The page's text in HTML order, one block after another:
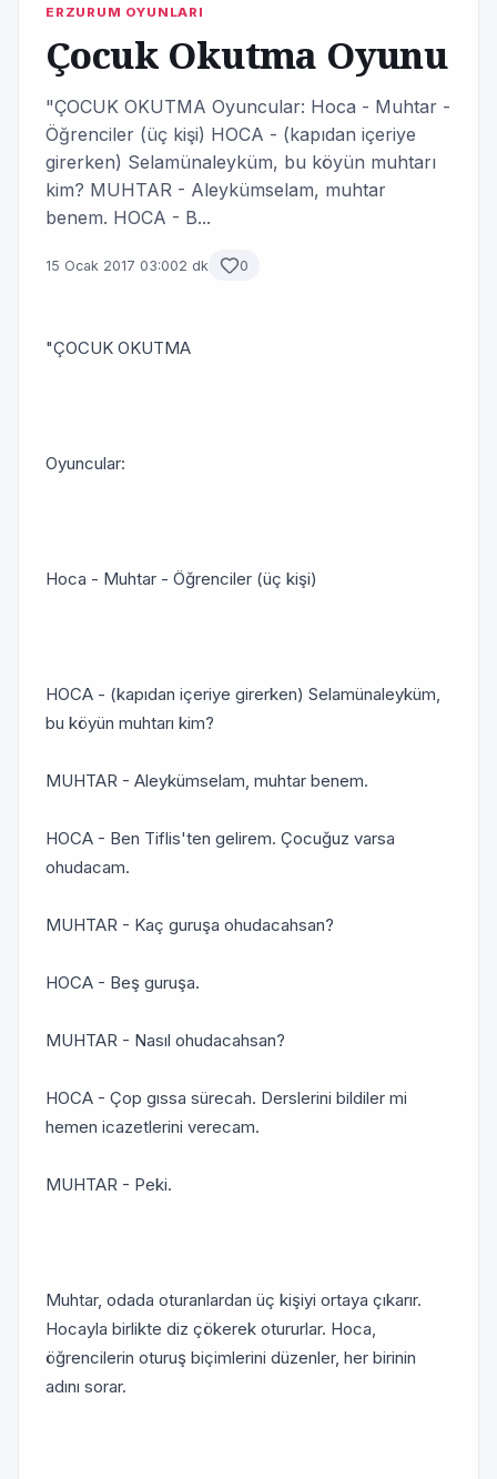
ERZURUM OYUNLARI
Çocuk Okutma Oyunu
"ÇOCUK OKUTMA Oyuncular: Hoca - Muhtar -
Öğrenciler (üç kişi) HOCA - (kapıdan içeriye
girerken) Selamünaleyküm, bu köyün muhtarı
kim? MUHTAR - Aleykümselam, muhtar
benem. HOCA - B...
15 Ocak 2017 03:002 dk 0
"ÇOCUK OKUTMA
Oyuncular:
Hoca - Muhtar - Öğrenciler (üç kişi)
HOCA - (kapıdan içeriye girerken) Selamünaleyküm,
bu köyün muhtarı kim?
MUHTAR - Aleykümselam, muhtar benem.
HOCA - Ben Tiflis'ten gelirem. Çocuğuz varsa
ohudacam.
MUHTAR - Kaç guruşa ohudacahsan?
HOCA - Beş guruşa.
MUHTAR - Nasıl ohudacahsan?
HOCA - Çop gıssa sürecah. Derslerini bildiler mi
hemen icazetlerini verecam.
MUHTAR - Peki.
Muhtar, odada oturanlardan üç kişiyi ortaya çıkarır.
Hocayla birlikte diz çökerek otururlar. Hoca,
öğrencilerin oturuş biçimlerini düzenler, her birinin
adını sorar.